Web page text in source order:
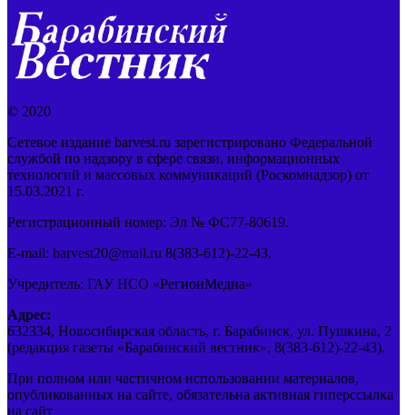
© 2020
Сетевое издание barvest.ru зарегистрировано Федеральной
службой по надзору в сфере связи, информационных
технологий и массовых коммуникаций (Роскомнадзор) от
15.03.2021 г.
Регистрационный номер: Эл № ФС77-80619.
E-mail: barvest20@mail.ru 8(383-612)-22-43.
Учредитель: ГАУ НСО «РегионМедиа»
Адрес:
632334, Новосибирская область, г. Барабинск, ул. Пушкина, 2
(редакция газеты «Барабинский вестник», 8(383-612)-22-43).
При полном или частичном использовании материалов,
опубликованных на сайте, обязательна активная гиперссылка
на сайт